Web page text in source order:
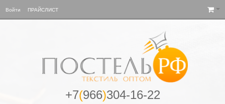
Войти ПРАЙСЛИСТ
+7(966)304-16-22